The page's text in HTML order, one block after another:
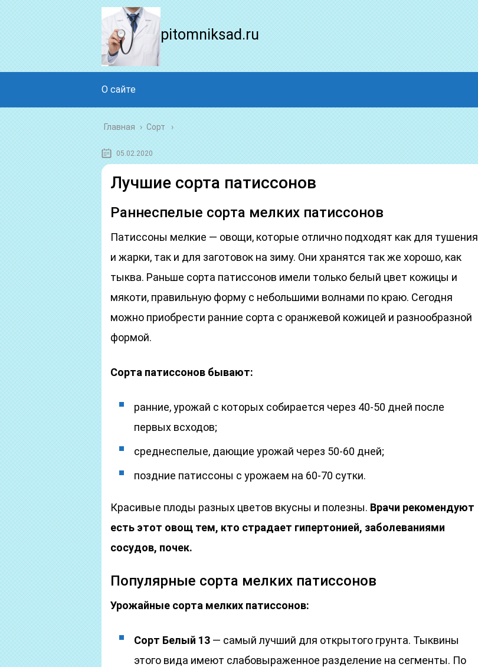
pitomniksad.ru
О сайте
Главная › Сорт
05.02.2020
Лучшие сорта патиссонов
Раннеспелые сорта мелких патиссонов
Патиссоны мелкие — овощи, которые отлично подходят как для тушения
и жарки, так и для заготовок на зиму. Они хранятся так же хорошо, как
тыква. Раньше сорта патиссонов имели только белый цвет кожицы и
мякоти, правильную форму с небольшими волнами по краю. Сегодня
можно приобрести ранние сорта с оранжевой кожицей и разнообразной
формой.
Сорта патиссонов бывают:
ранние, урожай с которых собирается через 40-50 дней после
первых всходов;
среднеспелые, дающие урожай через 50-60 дней;
поздние патиссоны с урожаем на 60-70 сутки.
Красивые плоды разных цветов вкусны и полезны. Врачи рекомендуют
есть этот овощ тем, кто страдает гипертонией, заболеваниями
сосудов, почек.
Популярные сорта мелких патиссонов
Урожайные сорта мелких патиссонов:
Сорт Белый 13 — самый лучший для открытого грунта. Тыквины
этого вида имеют слабовыраженное разделение на сегменты. По